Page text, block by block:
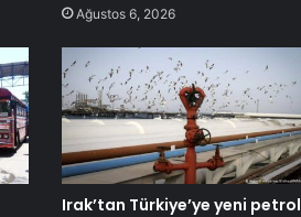
Ağustos 6, 2026
Irak’tan Türkiye’ye yeni petrol